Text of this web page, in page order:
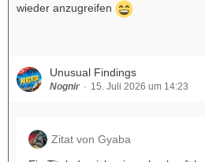
wieder anzugreifen
Unusual Findings
Nognir 15. Juli 2026 um 14:23
Zitat von Gyaba